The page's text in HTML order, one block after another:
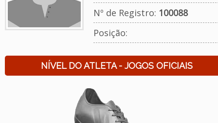
Nº de Registro: 100088
Posição:
NÍVEL DO ATLETA - JOGOS OFICIAIS